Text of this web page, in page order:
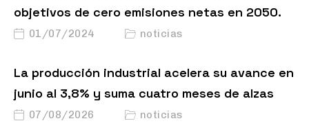
objetivos de cero emisiones netas en 2050.
01/07/2024 noticias
La producción industrial acelera su avance en
junio al 3,8% y suma cuatro meses de alzas
07/08/2026 noticias